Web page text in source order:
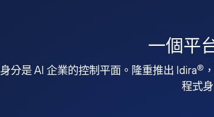
一個平
身分是 AI 企業的控制平面。隆重推出 Idira®
程式